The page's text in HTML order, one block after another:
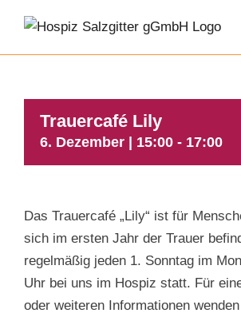
Inhalt
springen
Trauercafé Lily
6. Dezember | 15:00 - 17:00
Das Trauercafé „Lily“ ist für
sich im ersten Jahr der Trauer
regelmäßig jeden 1. Sonntag im
Uhr bei uns im Hospiz statt. Für
oder weiteren Informationen